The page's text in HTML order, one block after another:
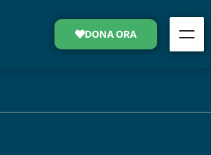
DONA ORA